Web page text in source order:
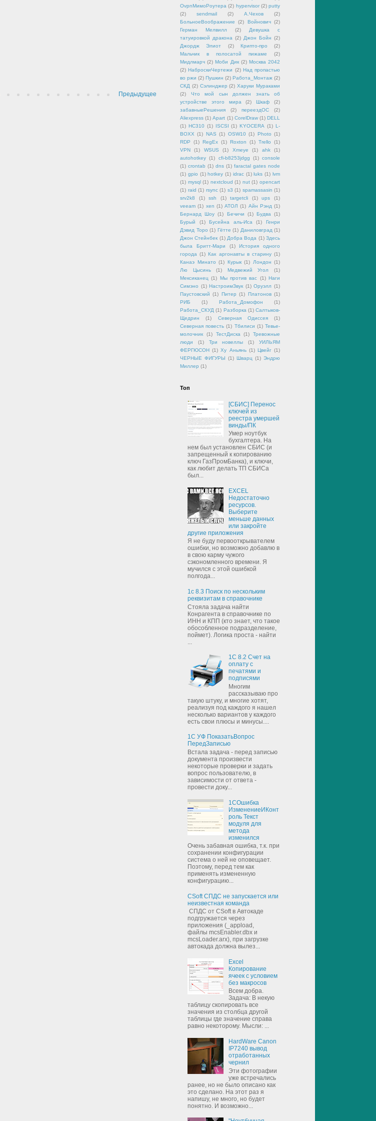
Предыдущее
OvpnМимоРоутера (2) hypervisor (2) putty
(2)
sendmail (2) А.Чехов
(2)
БольноеВоображение
(2) Войнович (2)
Герман Мелвилл
(2)
Девушка с
татуировкой дракона (2) Джон Бойн (2)
Джордж Элиот
(2) Крипто-про
(2)
Мальчик в полосатой пижаме
(2)
Мидлмарч (2) Моби Дик (2) Москва 2042
(2) НаброскиЧертежи (2) Над пропастью
во ржи (2) Пушкин (2) Работа_Монтаж (2)
СКД (2) Сэлинджер (2) Харуки Мураками
(2)
Что мой сын должен знать об
устройстве этого мира
(2) Шкаф
(2)
забавныеРешения
(2) переездОС
(2)
Aliexpress (1) Apart (1) CorelDraw (1) DELL
(1) HC310 (1) ISCSI (1) KYOCERA (1) L-
BOXX (1) NAS (1) OSW10 (1) Photo (1)
RDP
(1) RegEx (1) Roxton (1) Trello
(1)
VPN
(1) WSUS (1) Xmeye (1) ahk
(1)
autohotkey (1) cfi-b8253jdgg (1) console
(1) crontab (1) dns (1) faractal gates node
(1) gpio (1) hotkey (1) idrac (1) luks (1) lvm
(1) mysql (1) nextcloud (1) nut (1) opencart
(1) raid (1) rsync (1) s3 (1) spamassasin (1)
srv2k8
(1) ssh (1) targetcli (1) ups
(1)
veeam (1) xen (1) АТОЛ (1) Айн Рэнд (1)
Бернард Шоу (1) Бечичи (1) Будва (1)
Бурый
(1) Бусейна аль-Иса (1)
Генри
Дэвид Торо (1) Гётте (1) Даниловград (1)
Джон Стейнбек (1) Добра Вода (1) Здесь
была Бритт-Мари
(1)
История одного
города (1) Как аргонавты в старину (1)
Канаэ Минато (1) Курык (1) Лондон (1)
Лю Цысинь
(1) Медвежий Угол
(1)
Мексиканец (1) Мы против вас (1) Наги
Симэно (1) НастроимЗвук (1) Оруэлл (1)
Паустовский (1) Питер (1) Платонов (1)
РИБ
(1) Работа_Домофон
(1)
Работа_СКУД (1) Разборка (1) Салтыков-
Щедрин
(1) Северная Одиссея
(1)
Северная повесть (1) Тбилиси (1) Тевье-
молочник
(1) ТестДиска (1)
Тревожные
люди
(1) Три новеллы (1)
УИЛЬЯМ
ФЕРГЮСОН (1) Ху Аньянь (1) Цвейг (1)
ЧЕРНЫЕ ФИГУРЫ
(1) Шварц (1) Эндрю
Миллер (1)
Топ
[СБИС] Перенос
ключей из
реестра умершей
винды/ПК
Умер ноутбук
бухгалтера. На
нем был установлен СБИС (и
запрещенный к копированию
ключ ГазПромБанка), и ключи,
как любит делать ТП СБИСа
был...
EXCEL
Недостаточно
ресурсов.
Выберите
меньше данных
или закройте
другие приложения
Я не буду первооткрывателем
ошибки, но возможно добавлю в
в свою карму чужого
сэкономленного времени. Я
мучился с этой ошибкой
полгода...
1с 8.3 Поиск по нескольким
реквизитам в справочнике
Стояла задача найти
Конрагента в справочнике по
ИНН и КПП (кто знает, что такое
обособленное подразделение,
поймет). Логика проста - найти
1С 8.2 Счет на
оплату с
печатями и
подписями
Многим
рассказываю про
такую штуку, и многие хотят,
реализуя под каждого я нашел
несколько вариантов у каждого
есть свои плюсы и минусы....
1С УФ ПоказатьВопрос
ПередЗаписью
Встала задача - перед записью
документа произвести
некоторые проверки и задать
вопрос пользователю, в
зависимости от ответа -
провести доку...
1СОшибка
ИзменениеИКонт
роль Текст
модуля для
метода
изменился
Очень забавная ошибка, т.к. при
сохранении конфигурации
система о ней не оповещает.
Поэтому, перед тем как
применять измененную
конфигурацию...
CSoft СПДС не запускается или
неизвестная команда
СПДС от CSoft в Автокаде
подгружается через
приложения (_appload,
файлы mcsEnabler.dbx и
mcsLoader.arx), при загрузке
автокада должна вылез...
Excel
Копирование
ячеек с условием
без макросов
Всем добра.
Задача: В некую
таблицу скопировать все
значения из столбца другой
таблицы где значение справа
равно некоторому. Мысли: ...
HardWare Canon
IP7240 вывод
отработанных
чернил
Эти фотографии
уже встречались
ранее, но не было описано как
это сделано. На этот раз я
напишу, не много, но будет
понятно. И возможно...